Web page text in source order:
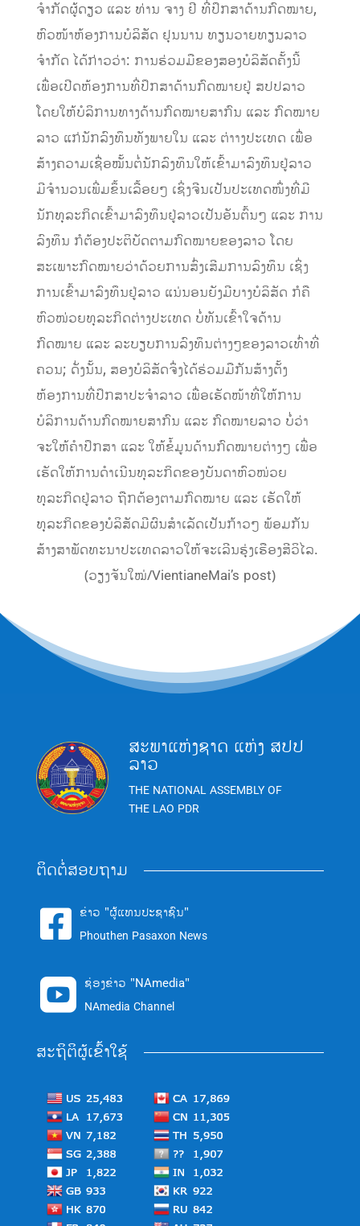
ຈຳກັດຜູ້ດຽວ ແລະ ທ່ານ ຈາງ ຢີ ທີ່ປຶກສາດ້ານກົດໝາຍ,
ຫົວໜ້າຫ້ອງການບໍລິສັດ ຢຸນນານ ທຽນວາຍທຽນລາວ
ຈຳກັດ ໄດ້ກ່າວວ່າ: ການຮ່ວມມືຂອງສອງບໍລິສັດຄັ້ງນີ້
ເພື່ອເປີດຫ້ອງການທີ່ປຶກສາດ້ານກົດໝາຍຢູ່ ສປປລາວ
ໂດຍໃຫ້ບໍລິການທາງດ້ານກົດໝາຍສາກົນ ແລະ ກົດໝາຍ
ລາວ ແກ່ນັກລົງທຶນທັງພາຍໃນ ແລະ ຕ່າາງປະເທດ ເພື່ອ
ສ້າງຄວາມເຊື່ອໝັ້ນຕໍ່ນັກລົງທຶນໃຫ້ເຂົ້າມາລົງທຶນຢູ່ລາວ
ມີຈຳນວນເພີ່ມຂຶ້ນເລື້ອຍໆ ເຊິ່ງຈີນເປັນປະເທດໜຶ່ງທີ່ມີ
ນັກທຸລະກິດເຂົ້າມາລົງທຶນຢູ່ລາວເປັນອັນຕົ້ນໆ ແລະ ການ
ລົງທຶນ ກໍຕ້ອງປະຕິບັດຕາມກົດໝາຍຂອງລາວ ໂດຍ
ສະເພາະກົດໝາຍວ່າດ້ວຍການສົ່ງເສີມການລົງທຶນ ເຊິ່ງ
ການເຂົ້າມາລົງທຶນຢູ່ລາວ ແນ່ນອນຍັງມີບາງບໍລິສັດ ກໍຄື
ຫົວໜ່ວຍທຸລະກິດຕ່າງປະເທດ ບໍ່ທັນເຂົ້າໃຈດ້ານ
ກົດໝາຍ ແລະ ລະບຽບການລົງທຶນຕ່າງໆຂອງລາວເທົ່າທີ່
ຄວນ; ດັ່ງນັ້ນ, ສອງບໍລິສັດຈຶ່ງໄດ້ຮ່ວມມືກັນສ້າງຕັ້ງ
ຫ້ອງການທີ່ປຶກສາປະຈຳລາວ ເພື່ອເຮັດໜ້າທີ່ໃຫ້ການ
ບໍລິການດ້ານກົດໝາຍສາກົນ ແລະ ກົດໝາຍລາວ ບໍ່ວ່າ
ຈະໃຫ້ຄຳປຶກສາ ແລະ ໃຫ້ຂໍ້ມູນດ້ານກົດໝາຍຕ່າງໆ ເພື່ອ
ເຮັດໃຫ້ການດຳເນີນທຸລະກິດຂອງບັນດາຫົວໜ່ວຍ
ທຸລະກິດຢູ່ລາວ ຖືກຕ້ອງຕາມກົດໝາຍ ແລະ ເຮັດໃຫ້
ທຸລະກິດຂອງບໍລິສັດມີຜົນສຳເລັດເປັນກ້າວໆ ພ້ອມກັນ
ສ້າງສາພັດທະນາປະເທດລາວໃຫ້ຈະເລີນຮຸ່ງເຮືອງສີວິໄລ.
(ວຽງຈັນໃໝ່/VientianeMai’s post)
ສະພາແຫ່ງຊາດ ແຫ່ງ ສປປ
ລາວ
THE NATIONAL ASSEMBLY OF
THE LAO PDR
ຕິດຕໍ່ສອບຖາມ
 ຂ່າວ "ຜູ້ແທນປະຊາຊົນ"
Phouthen Pasaxon News
 ຊ່ອງຂ່າວ "NAmedia"
NAmedia Channel
ສະຖິຕິຜູ້ເຂົ້າໃຊ້